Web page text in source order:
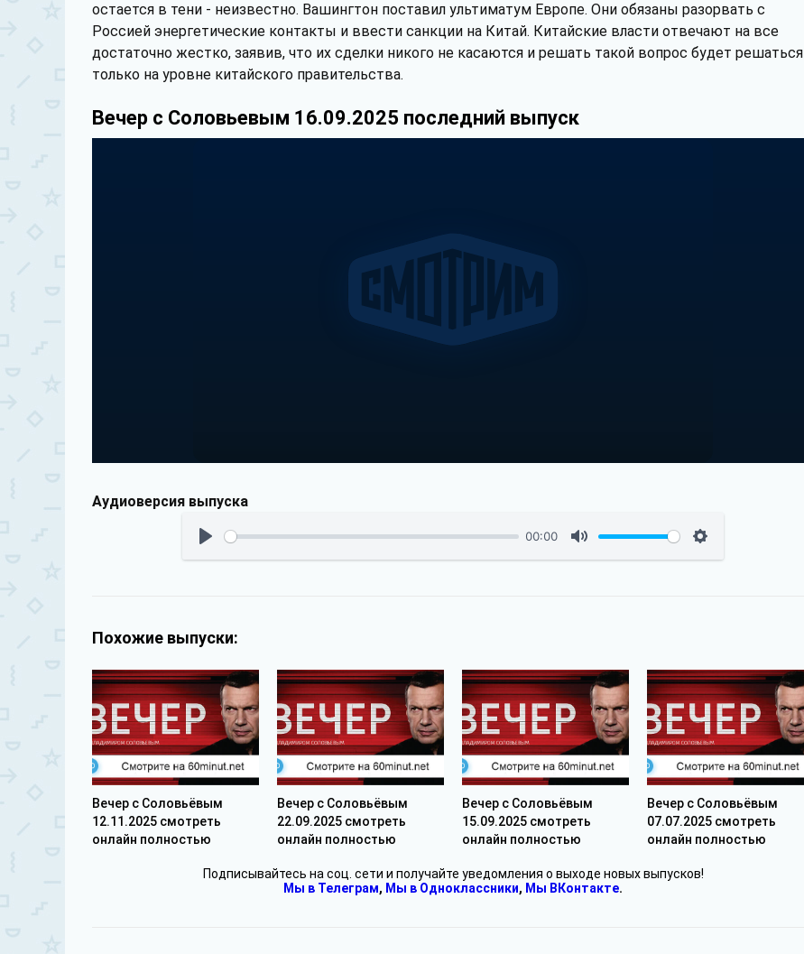
остается в тени - неизвестно. Вашингтон поставил ультиматум Европе. Они обязаны разорвать с
Россией энергетические контакты и ввести санкции на Китай. Китайские власти отвечают на все
достаточно жестко, заявив, что их сделки никого не касаются и решать такой вопрос будет решаться
только на уровне китайского правительства.
Вечер с Соловьевым 16.09.2025 последний выпуск
Аудиоверсия выпуска
00:00
Похожие выпуски:
Вечер с Соловьёвым
12.11.2025 смотреть
онлайн полностью
Вечер с Соловьёвым
22.09.2025 смотреть
онлайн полностью
Вечер с Соловьёвым
15.09.2025 смотреть
онлайн полностью
Вечер с Соловьёвым
07.07.2025 смотреть
онлайн полностью
Подписывайтесь на соц. сети и получайте уведомления о выходе новых выпусков!
Мы в Телеграм, Мы в Одноклассники, Мы ВКонтакте.